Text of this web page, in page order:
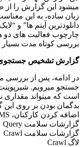
میشود این گزارش را از
زبان ساده، به این
دانلودترین آیتم ها” و
چارچوب فعالیت های دو
بررسی کوتاه مدت
گزارش تشخیص جستجوی
در ادامه، پس از بررسی
جستجو میرویم.
است که میتواند مقداری
بدگمان بودن بر روی
اضافه کردن کارکنان، MS این گزارشات را دسته بندی کرده است:
گزارشات سلامت Query
گزارشات سلامت Crawl
لاگ Crawl